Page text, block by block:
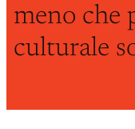
meno che
culturale